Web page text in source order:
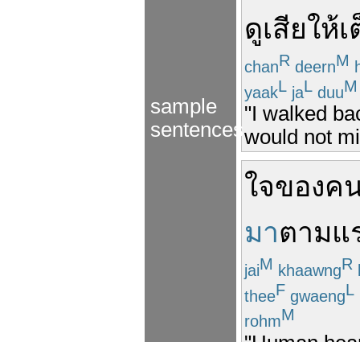
sample
sentences
ดูเสียให้
chanR deernM
yaakL jaL duuM
"I walked
would not
ใจของค
มาตามแ
jaiM khaawngR
theeF gwaengL
rohmM